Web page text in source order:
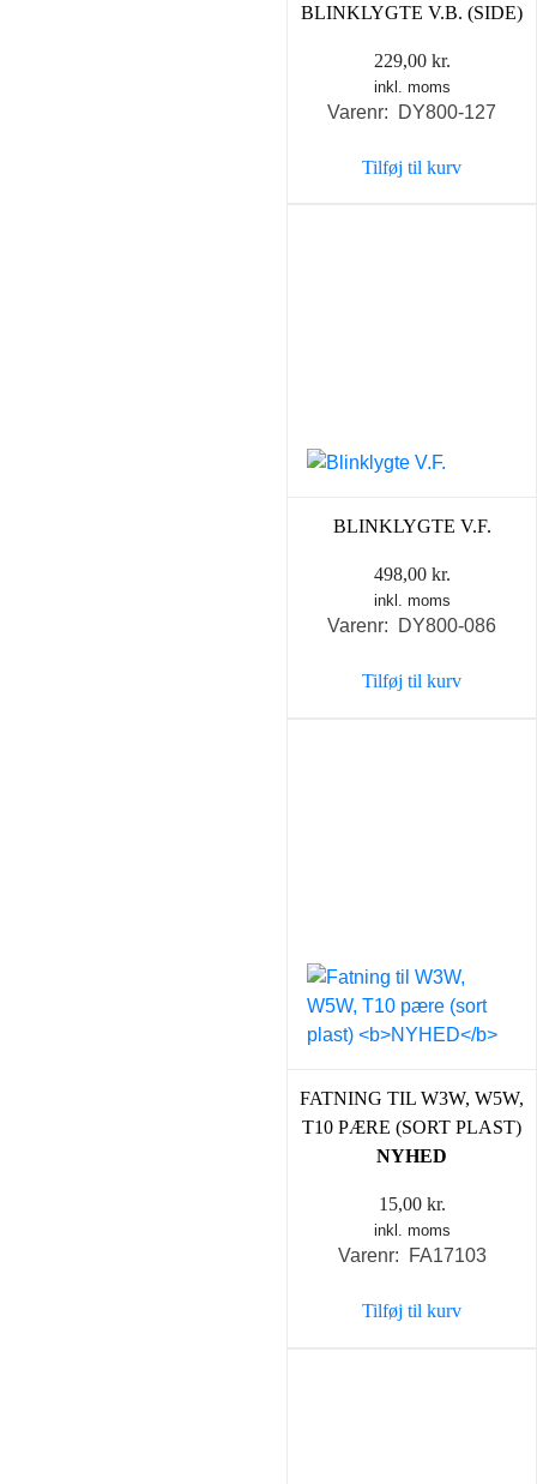
BLINKLYGTE V.B. (SIDE)
229,00 kr.
inkl. moms
Varenr: DY800-127
Tilføj til kurv
BLINKLYGTE V.F.
498,00 kr.
inkl. moms
Varenr: DY800-086
Tilføj til kurv
FATNING TIL W3W, W5W,
T10 PÆRE (SORT PLAST)
NYHED
15,00 kr.
inkl. moms
Varenr: FA17103
Tilføj til kurv